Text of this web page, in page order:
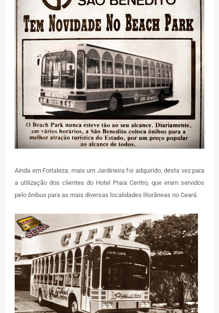
Ainda em Fortaleza, mais um Jardineira foi adquirido, desta vez para
a utilização dos clientes do Hotel Praia Centro, que eram servidos
pelo ônibus para as mais diversas localidades litorâneas no Ceará.